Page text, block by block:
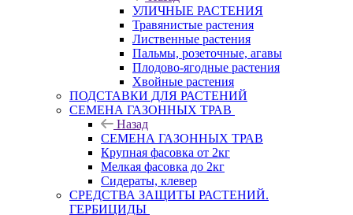
УЛИЧНЫЕ РАСТЕНИЯ
Травянистые растения
Лиственные растения
Пальмы, розеточные, агавы
Плодово-ягодные растения
Хвойные растения
ПОДСТАВКИ ДЛЯ РАСТЕНИЙ
СЕМЕНА ГАЗОННЫХ ТРАВ
Назад
СЕМЕНА ГАЗОННЫХ ТРАВ
Крупная фасовка от 2кг
Мелкая фасовка до 2кг
Сидераты, клевер
СРЕДСТВА ЗАЩИТЫ РАСТЕНИЙ.
ГЕРБИЦИДЫ